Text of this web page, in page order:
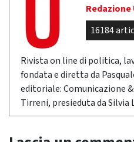
16184
Rivista on line di politica,
fondata e diretta da
editoriale: Comunicazione
Tirreni, presieduta da Silvia